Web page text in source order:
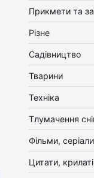
Прикмети та
Різне
Садівництво
Тварини
Техніка
Тлумачення
Фільми,
Цитати,